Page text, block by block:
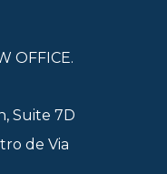
OFFICE.
Suite 7D
de Via